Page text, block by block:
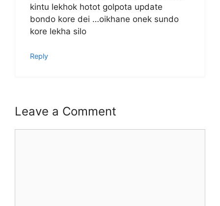
kintu lekhok hotot golpota update
bondo kore dei …oikhane onek sundo
kore lekha silo
Reply
Leave a Comment